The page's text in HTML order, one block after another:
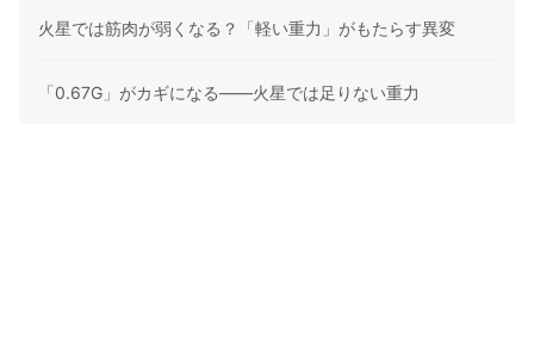
火星では筋肉が弱くなる？「軽い重力」がもたらす異変
「0.67G」がカギになる――火星では足りない重力